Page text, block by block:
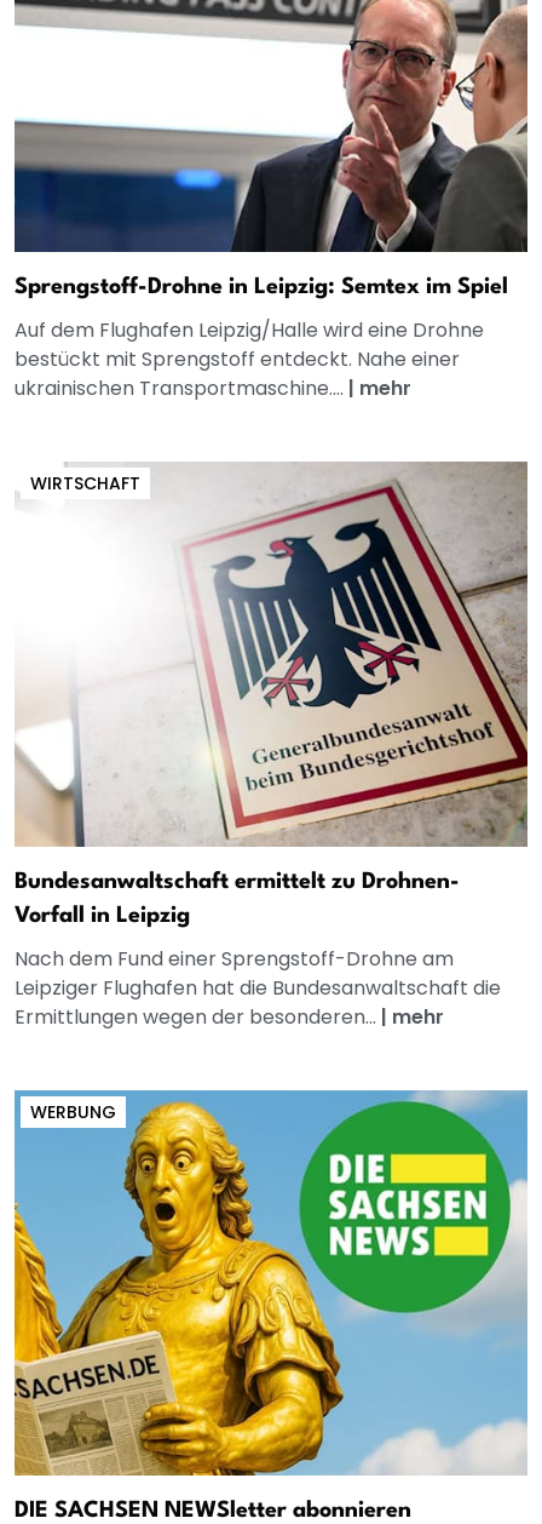
Sprengstoff-Drohne in Leipzig: Semtex im Spiel
Auf dem Flughafen Leipzig/Halle wird eine Drohne
bestückt mit Sprengstoff entdeckt. Nahe einer
ukrainischen Transportmaschine.... | mehr
WIRTSCHAFT
Bundesanwaltschaft ermittelt zu Drohnen-
Vorfall in Leipzig
Nach dem Fund einer Sprengstoff-Drohne am
Leipziger Flughafen hat die Bundesanwaltschaft die
Ermittlungen wegen der besonderen... | mehr
WERBUNG
DIE SACHSEN NEWSletter abonnieren